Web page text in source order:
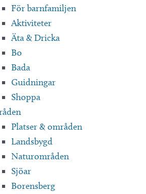
För barnfamiljen
Aktiviteter
Äta & Dricka
Bo
Bada
Guidningar
Shoppa
Platser & områden
Landsbygd
Naturområden
Sjöar
Borensberg